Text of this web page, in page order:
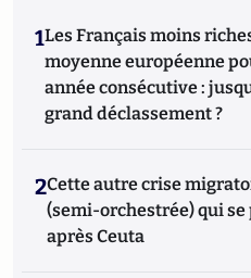
1Les Français moins
moyenne européenne
année consécutive :
grand déclassement ?
2Cette autre crise
(semi-orchestrée) qui
après Ceuta